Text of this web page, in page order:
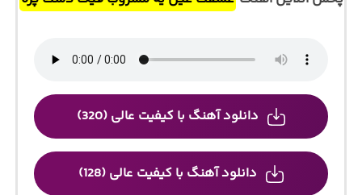
دانلود آهنگ با کیفیت عالی (320)
دانلود آهنگ با کیفیت عالی (128)